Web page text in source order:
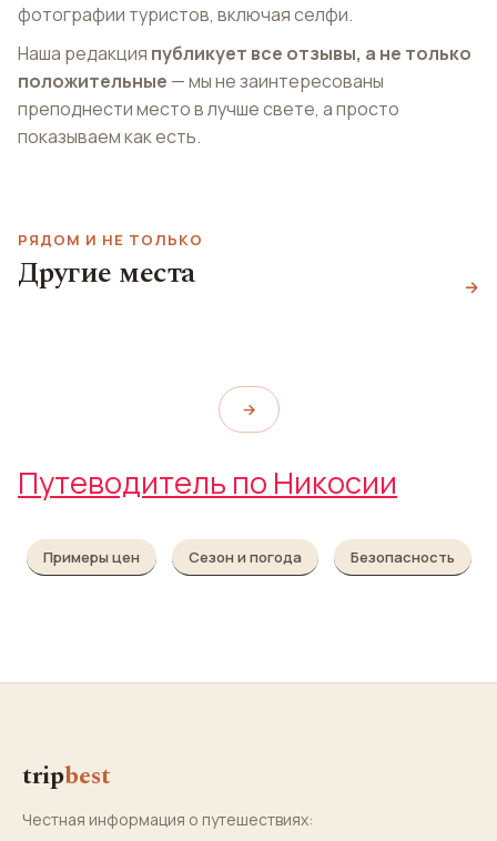
фотографии туристов, включая селфи.
Наша редакция публикует все отзывы, а не только
положительные — мы не заинтересованы
преподнести место в лучше свете, а просто
показываем как есть.
РЯДОМ И НЕ ТОЛЬКО
Другие места →
Улица Ледра
→
Путеводитель по Никосии
Примеры цен Сезон и погода Безопасность
tripbest
Честная информация о путешествиях: